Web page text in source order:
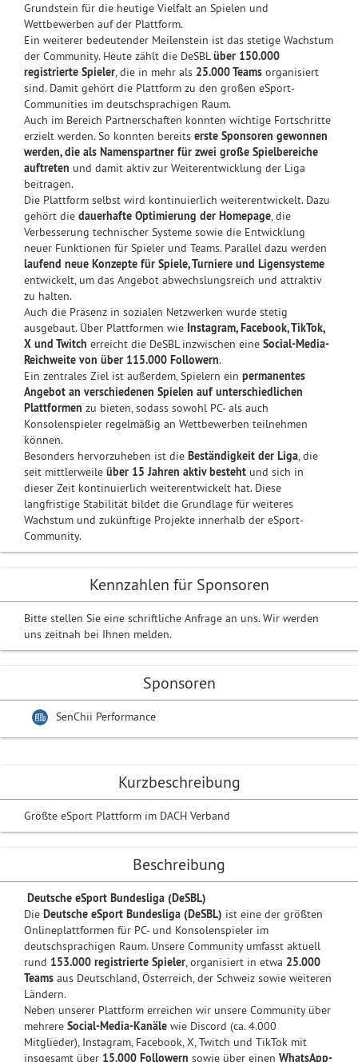
Kurzbeschreibung
Größte eSport Plattform im DACH Verband
Beschreibung
Deutsche eSport Bundesliga (DeSBL)
Die Deutsche eSport Bundesliga (DeSBL) ist eine der größten
Onlineplattformen für PC- und Konsolenspieler im
deutschsprachigen Raum. Unsere Community umfasst aktuell
rund 153.000 registrierte Spieler, organisiert in etwa 25.000
Teams aus Deutschland, Österreich, der Schweiz sowie weiteren
Ländern.
Neben unserer Plattform erreichen wir unsere Community über
mehrere Social-Media-Kanäle wie Discord (ca. 4.000
Mitglieder), Instagram, Facebook, X, Twitch und TikTok mit
insgesamt über 15.000 Followern sowie über einen WhatsApp-
Grundstein für die heutige Vielfalt an Spielen und
Wettbewerben auf der Plattform.
Ein weiterer bedeutender Meilenstein ist das stetige Wachstum
der Community. Heute zählt die DeSBLüber 150.000
registrierte Spieler, die in mehr als 25.000 Teams organisiert
sind. Damit gehört die Plattform zu den großen eSport-
Communities im deutschsprachigen Raum.
Auch im Bereich Partnerschaften konnten wichtige Fortschritte
erzielt werden. So konnten bereits erste Sponsoren gewonnen
werden, die als Namenspartner für zwei große Spielbereiche
auftreten und damit aktiv zur Weiterentwicklung der Liga
beitragen.
Die Plattform selbst wird kontinuierlich weiterentwickelt. Dazu
gehört die dauerhafte Optimierung der Homepage, die
Verbesserung technischer Systeme sowie die Entwicklung
neuer Funktionen für Spieler und Teams. Parallel dazu werden
laufend neue Konzepte für Spiele, Turniere und Ligensysteme
entwickelt, um das Angebot abwechslungsreich und attraktiv
zu halten.
Auch die Präsenz in sozialen Netzwerken wurde stetig
ausgebaut. Über Plattformen wie Instagram, Facebook, TikTok,
X und Twitch erreicht die DeSBL inzwischen eine Social-Media-
Reichweite von über 115.000 Followern.
Ein zentrales Ziel ist außerdem, Spielern ein permanentes
Angebot an verschiedenen Spielen auf unterschiedlichen
Plattformen zu bieten, sodass sowohl PC- als auch
Konsolenspieler regelmäßig an Wettbewerben teilnehmen
können.
Besonders hervorzuheben ist die Beständigkeit der Liga, die
seit mittlerweile über 15 Jahren aktiv besteht und sich in
dieser Zeit kontinuierlich weiterentwickelt hat. Diese
langfristige Stabilität bildet die Grundlage für weiteres
Wachstum und zukünftige Projekte innerhalb der eSport-
Community.
Kennzahlen für Sponsoren
Bitte stellen Sie eine schriftliche Anfrage an uns. Wir werden
uns zeitnah bei Ihnen melden.
Sponsoren
SenChii Performance